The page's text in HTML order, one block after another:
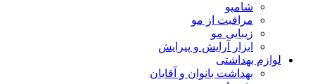
شامپو
مراقبت از مو
زیبایی مو
ابزار آرایش و پیرایش
لوازم بهداشتی
بهداشت بانوان و آقایان